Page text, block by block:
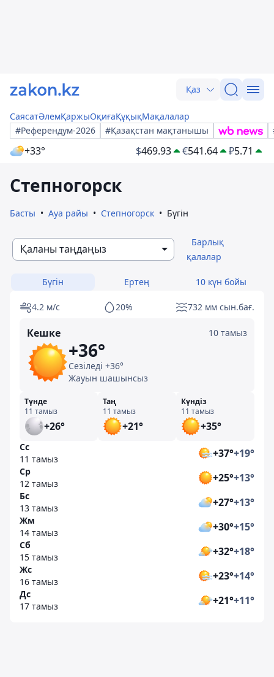
Қаз
СаясатӘлемҚаржыОқиғаҚұқықМақалалар
#Референдум-2026
#Қазақстан мақтанышы
+33° $469.93 €541.64 ₽5.71
Степногорск
Басты Ауа райы Степногорск Бүгін
Қаланы таңдаңыз
Барлық
қалалар
Бүгін Ертең 10 күн бойы
4.2 м/с 20% 732 мм сын.бағ.
Кешке 10 тамыз
+36°
Сезіледі +36°
Жауын шашынсыз
Түнде
11 тамыз
+26°
Таң
11 тамыз
+21°
Күндіз
11 тамыз
+35°
Сс
11 тамыз
+37°+19°
Ср
12 тамыз
+25°+13°
Бс
13 тамыз
+27°+13°
Жм
14 тамыз
+30°+15°
Сб
15 тамыз
+32°+18°
Жс
16 тамыз
+23°+14°
Дс
17 тамыз
+21°+11°